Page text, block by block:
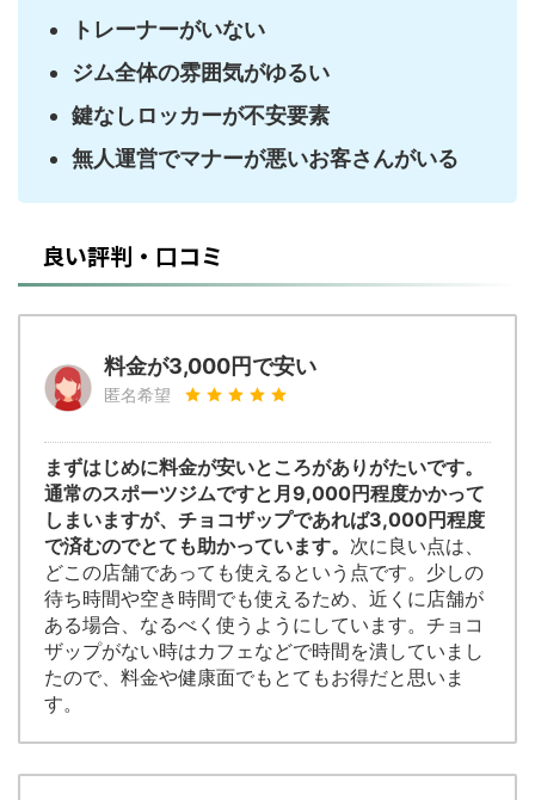
トレーナーがいない
ジム全体の雰囲気がゆるい
鍵なしロッカーが不安要素
無人運営でマナーが悪いお客さんがいる
良い評判・口コミ
料金が3,000円で安い
匿名希望
まずはじめに料金が安いところがありがたいです。
通常のスポーツジムですと月9,000円程度かかって
しまいますが、チョコザップであれば3,000円程度
で済むのでとても助かっています。 次に良い点は、
どこの店舗であっても使えるという点です。少しの
待ち時間や空き時間でも使えるため、近くに店舗が
ある場合、なるべく使うようにしています。チョコ
ザップがない時はカフェなどで時間を潰していまし
たので、料金や健康面でもとてもお得だと思いま
す。